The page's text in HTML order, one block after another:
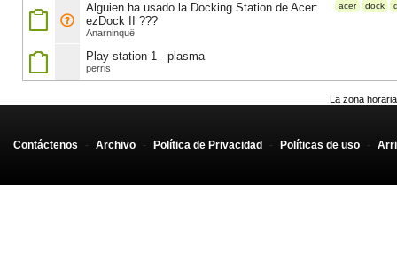
acer dock
Alguien ha usado la Docking Station de Acer:
ezDock II ???
Anarninquë
Play station 1 - plasma
perris
La zona
Contáctenos - Archivo - Política de Privacidad - Políticas de uso -